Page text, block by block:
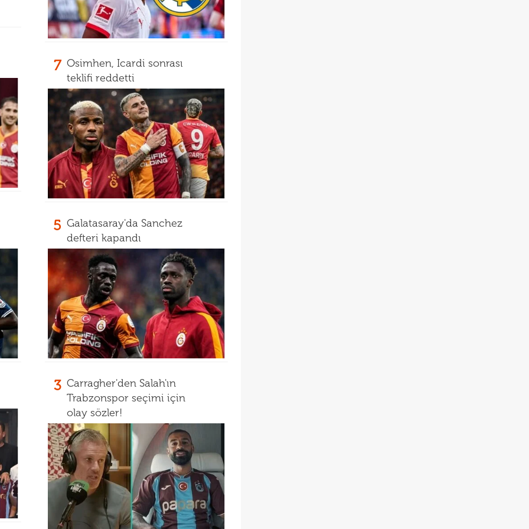
7 Osimhen, Icardi sonrası
teklifi reddetti
5 Galatasaray'da Sanchez
defteri kapandı
3 Carragher'den Salah'ın
Trabzonspor seçimi için
olay sözler!